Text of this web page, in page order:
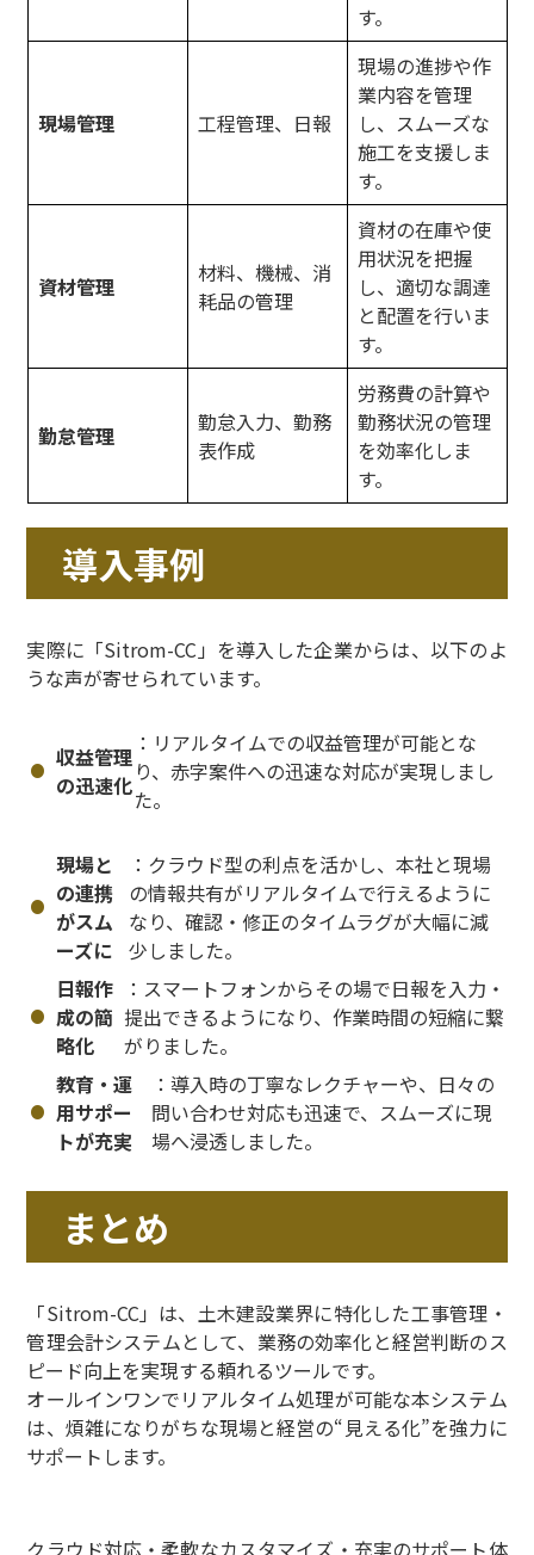
す。
現場管理 工程管理、日報
現場の進捗や作
業内容を管理
し、スムーズな
施工を支援しま
す。
資材管理
材料、機械、消
耗品の管理
資材の在庫や使
用状況を把握
し、適切な調達
と配置を行いま
す。
勤怠管理
勤怠入力、勤務
表作成
労務費の計算や
勤務状況の管理
を効率化しま
す。
導入事例
実際に「Sitrom-CC」を導入した企業からは、以下のよ
うな声が寄せられています。
収益管理
の迅速化
：リアルタイムでの収益管理が可能とな
り、赤字案件への迅速な対応が実現しまし
た。
現場と
の連携
がスム
ーズに
：クラウド型の利点を活かし、本社と現場
の情報共有がリアルタイムで行えるように
なり、確認・修正のタイムラグが大幅に減
少しました。
日報作
成の簡
略化
：スマートフォンからその場で日報を入力・
提出できるようになり、作業時間の短縮に繋
がりました。
教育・運
用サポー
トが充実
：導入時の丁寧なレクチャーや、日々の
問い合わせ対応も迅速で、スムーズに現
場へ浸透しました。
まとめ
「Sitrom-CC」は、土木建設業界に特化した工事管理・
管理会計システムとして、業務の効率化と経営判断のス
ピード向上を実現する頼れるツールです。
オールインワンでリアルタイム処理が可能な本システム
は、煩雑になりがちな現場と経営の“見える化”を強力に
サポートします。
クラウド対応・柔軟なカスタマイズ・充実のサポート体